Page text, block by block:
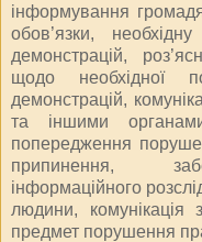
інформування
обов’язки,
демонстрацій,
щодо необхідної
демонстрацій,
та іншими
попередження
припинення,
інформаційного
людини, комунікація
предмет порушення